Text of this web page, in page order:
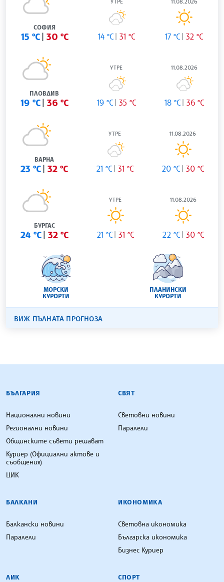
СОФИЯ
15 °C 30 °C 14 °C 31 °C 17 °C 32 °C
ПЛОВДИВ
19 °C 36 °C
УТРЕ
19 °C 35 °C
11.08.2026
18 °C 36 °C
ВАРНА
23 °C 32 °C
УТРЕ
21 °C 31 °C
11.08.2026
20 °C 30 °C
БУРГАС
24 °C 32 °C
УТРЕ
21 °C 31 °C
11.08.2026
22 °C 30 °C
МОРСКИ
КУРОРТИ
ПЛАНИНСКИ
КУРОРТИ
ВИЖ ПЪЛНАТА ПРОГНОЗА
БЪЛГАРСКА ТЕЛЕГРАФНА АГЕНЦИЯ
БЪЛГАРИЯ
Национални новини
Регионални новини
Общинските съвети решават
Куриер (Официални актове и
съобщения)
ЦИК
СВЯТ
Световни новини
Паралели
БАЛКАНИ
Балкански новини
Паралели
ИКОНОМИКА
Световна икономика
Българска икономика
Бизнес Куриер
ЛИК СПОРТ